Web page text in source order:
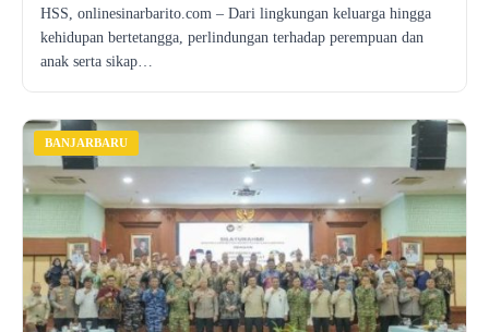
HSS, onlinesinarbarito.com – Dari lingkungan keluarga hingga
kehidupan bertetangga, perlindungan terhadap perempuan dan
anak serta sikap…
BANJARBARU